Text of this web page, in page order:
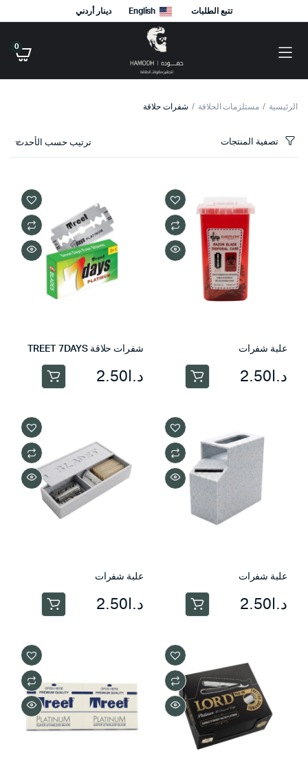
تتبع الطلبات English دينار أردني
0
الرئيسية مستلزمات الحلاقة شفرات حلاقة
تصفية المنتجات ترتيب حسب الأحدث
علبة شفرات
د.ا2.50
شفرات حلاقة TREET 7DAYS
د.ا2.50
علبة شفرات
د.ا2.50
علبة شفرات
د.ا2.50